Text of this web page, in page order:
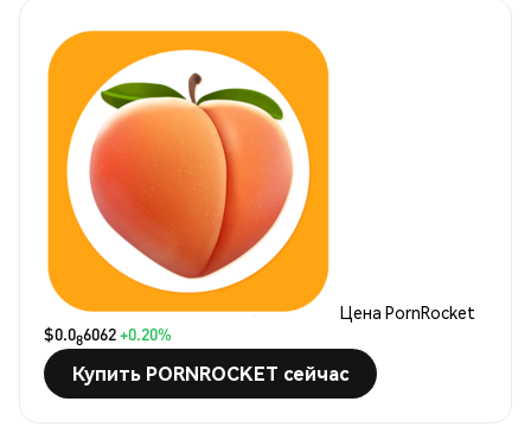
Цена PornRocket
$0.086062+0.20%
Купить PORNROCKET сейчас